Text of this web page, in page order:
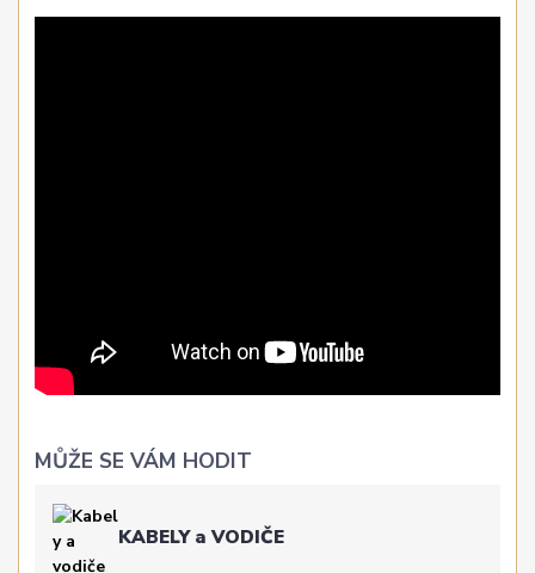
MŮŽE SE VÁM HODIT
KABELY a VODIČE